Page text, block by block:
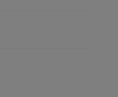
voor Geurfilter met